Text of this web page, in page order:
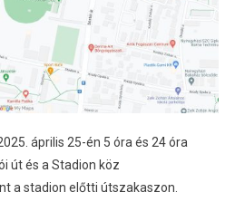
április 25-én 5 óra és 24 óra
út és a Stadion köz
a stadion előtti útszakaszon.